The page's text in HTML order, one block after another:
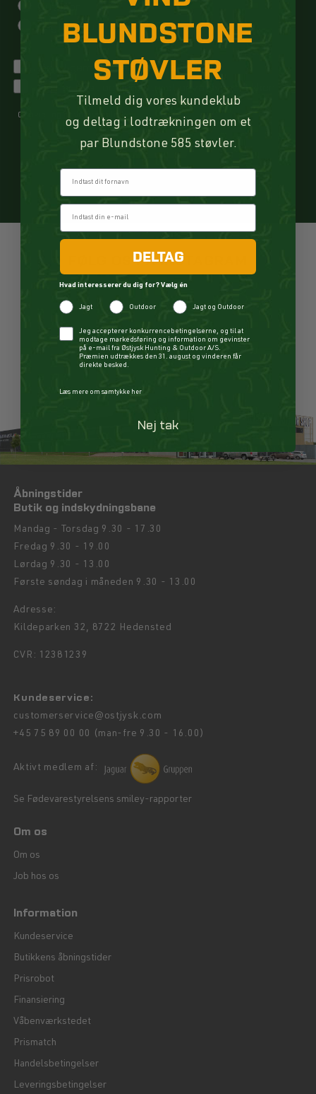
Jagt og Outdoor
Jeg vil gerne tilmeldes kundeklubben
Jeg har læst og accepteret privatlivspolitikken
Cookie- og privatlivspolitik
TILMELD
FØLG OS PÅ INSTAGRAM
GÅ TIL INSTAGRAM
Åbningstider
Butik og indskydningsbane
Mandag - Torsdag 9.30 - 17.30
Fredag 9.30 - 19.00
Lørdag 9.30 - 13.00
Første søndag i måneden 9.30 - 13.00
Adresse:
Kildeparken 32, 8722 Hedensted
CVR: 12381239
Kundeservice:
customerservice@ostjysk.com
+45 75 89 00 00 (man-fre 9.30 - 16.00)
Aktivt medlem af:
Se Fødevarestyrelsens smiley-rapporter
Om os
Om os
Job hos os
Information
Kundeservice
Butikkens åbningstider
Prisrobot
Finansiering
Våbenværkstedet
Prismatch
Handelsbetingelser
Leveringsbetingelser
BLUNDSTONE
STØVLER
Tilmeld dig vores kundeklub
og deltag i lodtrækningen om et
par Blundstone 585 støvler.
Fornavn
DELTAG
Hvad interesserer du dig for? Vælg én
Jagt Outdoor Jagt og Outdoor
CheckboxJeg accepterer konkurrencebetingelserne, og til at
modtage markedsføring og information om gevinster
på e-mail fra Østjysk Hunting & Outdoor A/S.
Præmien udtrækkes den 31. august og vinderen får
direkte besked.
Læs mere om samtykke her
Nej tak